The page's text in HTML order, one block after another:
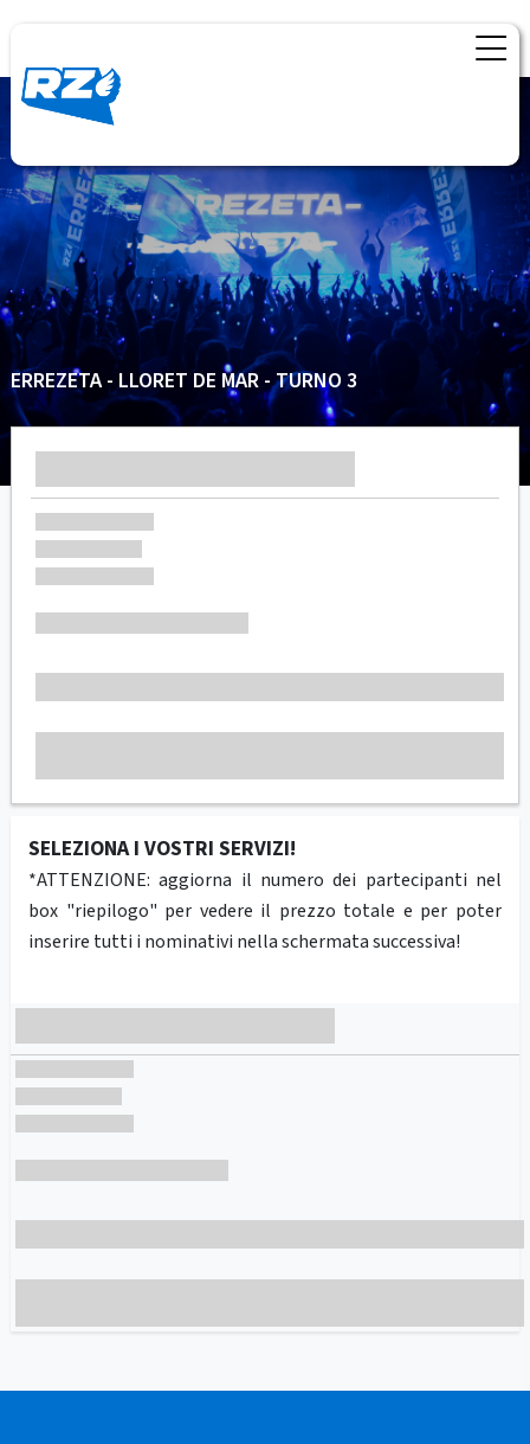
ERREZETA - LLORET DE MAR - TURNO 3
SELEZIONA I VOSTRI SERVIZI!
*ATTENZIONE: aggiorna il numero dei partecipanti nel
box "riepilogo" per vedere il prezzo totale e per poter
inserire tutti i nominativi nella schermata successiva!